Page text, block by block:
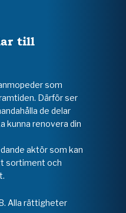
till
som
Därför ser
de delar
kunna renovera din
aktör som kan
sortiment och
Alla rättigheter